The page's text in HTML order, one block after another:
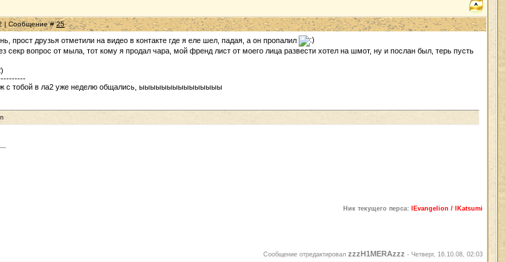
| Сообщение #25
прост друзья отметили на видео в контакте где я еле шел, падая, а он пропалил
секр вопрос от мыла, тот кому я продал чара, мой френд лист от моего лица развести хотел на шмот, ну и послан был, терь пусть
с тобой в ла2 уже неделю общались, ыыыыыыыыыыыыыыы
Ник текущего перса: lEvangelion / lKatsumi
Сообщение отредактировал zzzH1MERAzzz - Четверг, 16.10.08, 02:03